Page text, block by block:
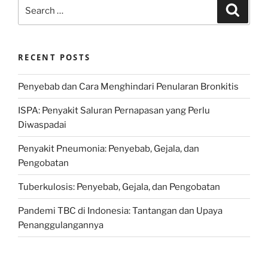
RECENT POSTS
Penyebab dan Cara Menghindari Penularan Bronkitis
ISPA: Penyakit Saluran Pernapasan yang Perlu
Diwaspadai
Penyakit Pneumonia: Penyebab, Gejala, dan
Pengobatan
Tuberkulosis: Penyebab, Gejala, dan Pengobatan
Pandemi TBC di Indonesia: Tantangan dan Upaya
Penanggulangannya